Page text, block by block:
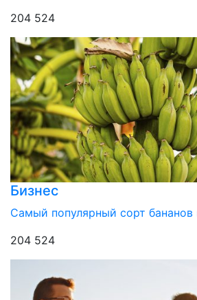
204 524
Бизнес
Самый популярный сорт
204 524